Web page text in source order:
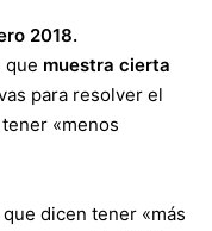
2018.
que muestra cierta
para resolver el
«menos
dicen tener «más